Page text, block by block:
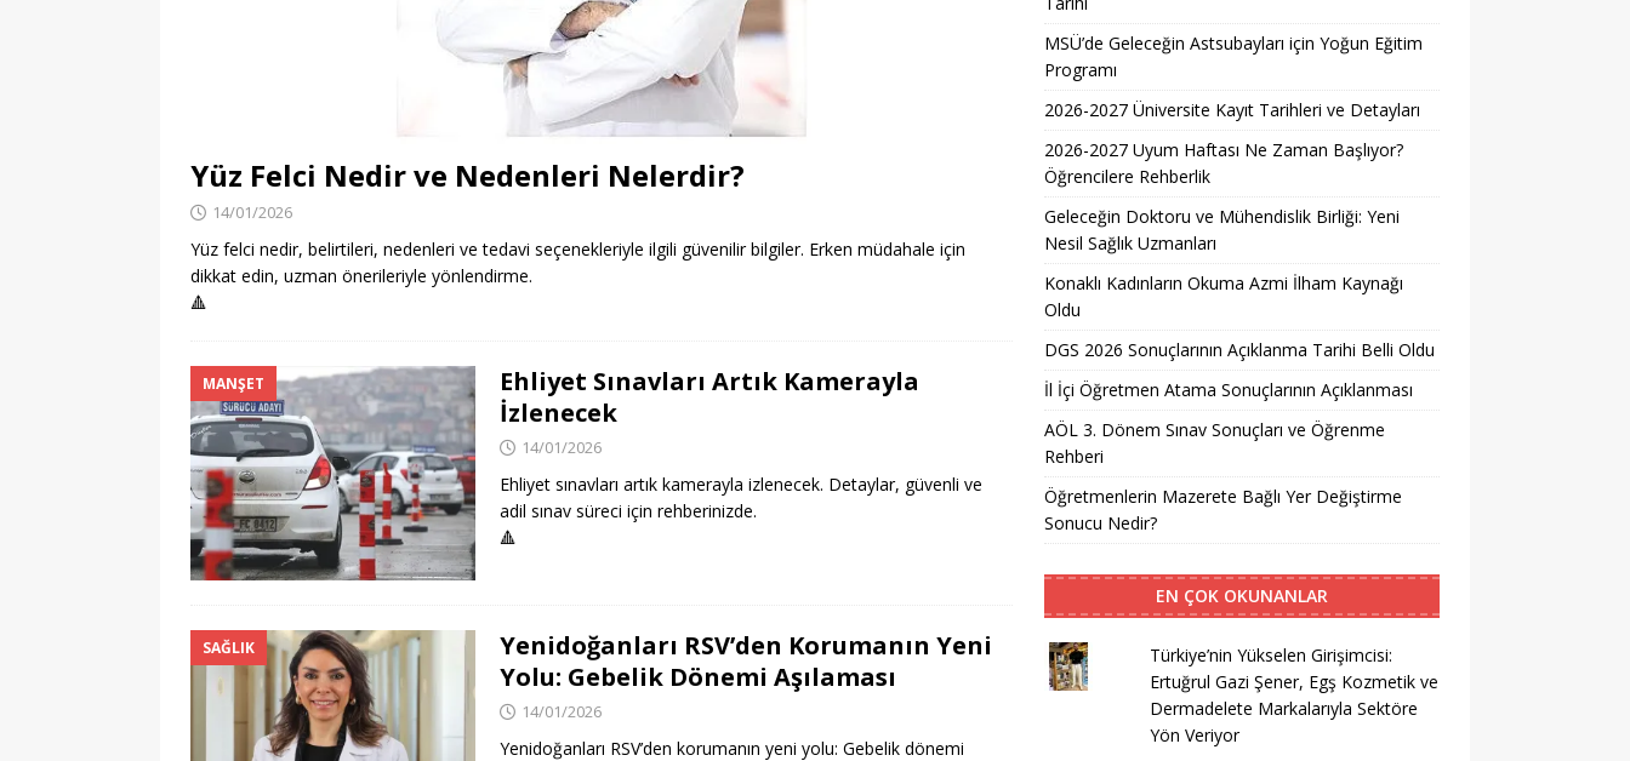
Konaklı Kadınların Okuma Azmi İlham Kaynağı Oldu
DGS 2026 Sonuçlarının Açıklanma Tarihi Belli Oldu
İl İçi Öğretmen Atama Sonuçlarının Açıklanması
Yüz Felci Nedir ve Nedenleri Nelerdir?
14/01/2026
Yüz felci nedir, belirtileri, nedenleri ve tedavi seçenekleriyle ilgili güvenilir bilgiler. Erken müdahale için
dikkat edin, uzman önerileriyle yönlendirme.
🔺
MANŞET
Ehliyet Sınavları Artık Kamerayla
İzlenecek
14/01/2026
Ehliyet sınavları artık kamerayla izlenecek. Detaylar, güvenli ve
adil sınav süreci için rehberinizde.
🔺
SAĞLIK
Yenidoğanları RSV’den Korumanın Yeni
Yolu: Gebelik Dönemi Aşılaması
14/01/2026
Yenidoğanları RSV’den korumanın yeni yolu: Gebelik dönemi
MSÜ’de Geleceğin Astsubayları için Yoğun Eğitim
Programı
2026-2027 Üniversite Kayıt Tarihleri ve Detayları
2026-2027 Uyum Haftası Ne Zaman Başlıyor?
Öğrencilere Rehberlik
Geleceğin Doktoru ve Mühendislik Birliği: Yeni
Nesil Sağlık Uzmanları
Konaklı Kadınların Okuma Azmi İlham Kaynağı
Oldu
DGS 2026 Sonuçlarının Açıklanma Tarihi Belli Oldu
İl İçi Öğretmen Atama Sonuçlarının Açıklanması
AÖL 3. Dönem Sınav Sonuçları ve Öğrenme
Rehberi
Öğretmenlerin Mazerete Bağlı Yer Değiştirme
Sonucu Nedir?
EN ÇOK OKUNANLAR
Türkiye’nin Yükselen Girişimcisi:
Ertuğrul Gazi Şener, Egş Kozmetik ve
Dermadelete Markalarıyla Sektöre
Yön Veriyor